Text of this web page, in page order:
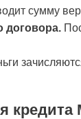
сумму
договора.
кредита